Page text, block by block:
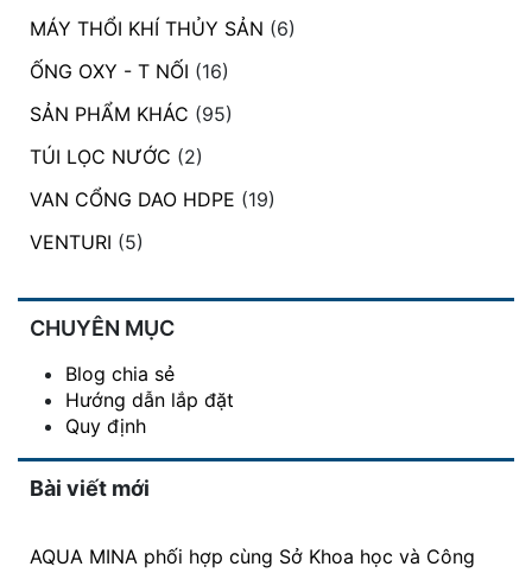
MÁY THỔI KHÍ THỦY SẢN (6)
ỐNG OXY - T NỐI (16)
SẢN PHẨM KHÁC (95)
TÚI LỌC NƯỚC (2)
VAN CỔNG DAO HDPE (19)
VENTURI (5)
CHUYÊN MỤC
Blog chia sẻ
Hướng dẫn lắp đặt
Quy định
Bài viết mới
AQUA MINA phối hợp cùng Sở Khoa học và Công